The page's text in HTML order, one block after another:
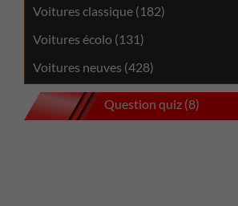
Voitures classique (182)
Voitures écolo (131)
Voitures neuves (428)
Question quiz (8)